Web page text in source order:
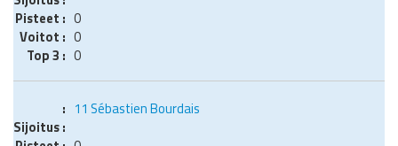
0
0
0
11 Sébastien Bourdais